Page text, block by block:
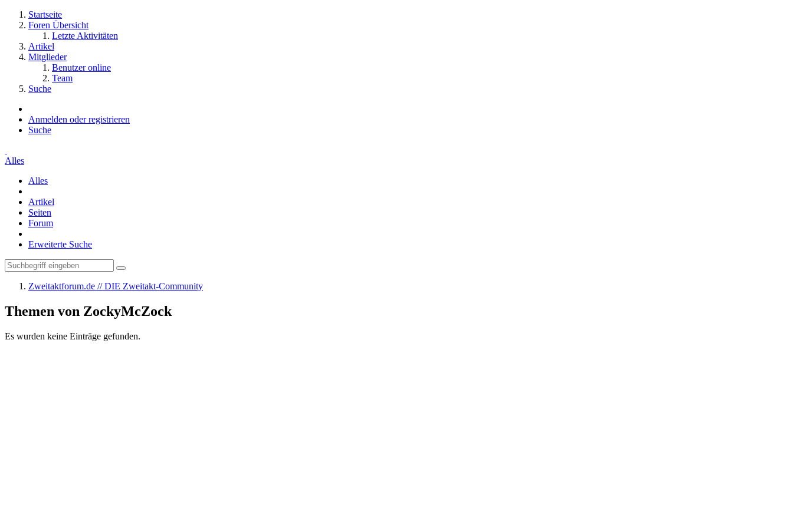
Startseite
Foren Übersicht
Letzte Aktivitäten
Artikel
Mitglieder
Benutzer online
Team
Suche
Anmelden oder registrieren
Suche
Alles
Alles
Artikel
Seiten
Forum
Erweiterte Suche
Zweitaktforum.de // DIE Zweitakt-Community
Themen von ZockyMcZock
Es wurden keine Einträge gefunden.